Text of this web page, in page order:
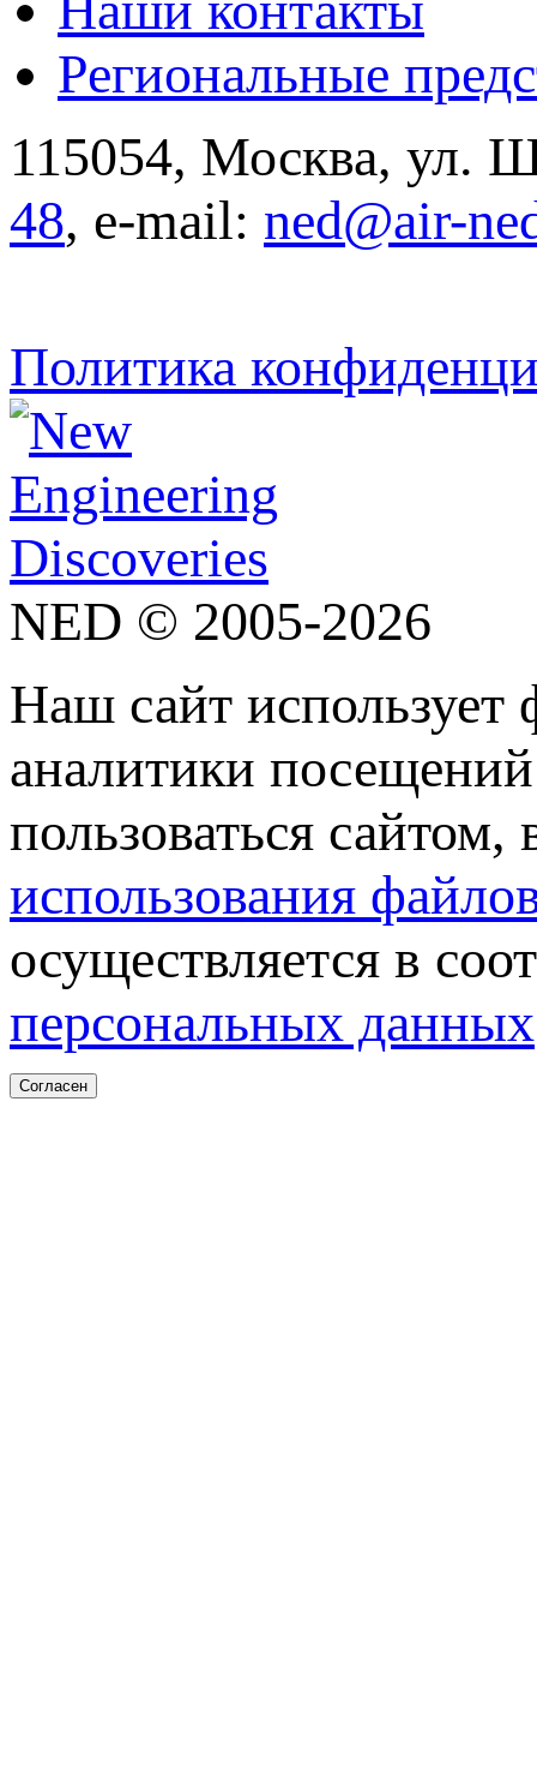
Региональные
115054, Москва, ул.
48, e-mail: ned@air-
Политика
NED © 2005-2026
Наш сайт
аналитики
пользоваться
использования
осуществляется в
персональных данных
Согласен